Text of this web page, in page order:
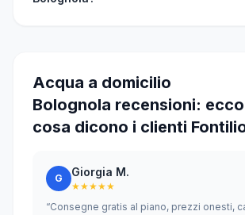
Acqua a domicilio
Bolognola recensioni: ecco
cosa dicono i clienti
G Giorgia M.
★★★★★
“Consegne gratis al piano, prezzi onesti,